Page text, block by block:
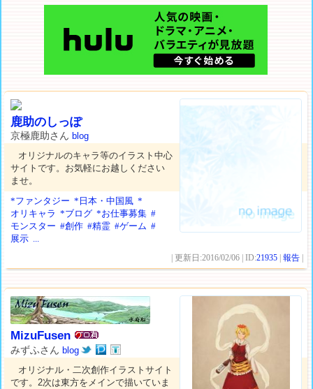
鹿助のしっぽ
京極鹿助さんblog
オリジナルのキャラ等のイラスト中心
サイトです。お気軽にお越しください
ませ。
*ファンタジー *日本・中国風 *
オリキャラ *ブログ *お仕事募集 #
モンスター #創作 #精霊 #ゲーム #
展示 ...
| 更新日:2016/02/06 | ID:21935 |報告
MizuFusen
みずふさんblog
オリジナル・二次創作イラストサイト
です。2次は東方をメインで描いていま